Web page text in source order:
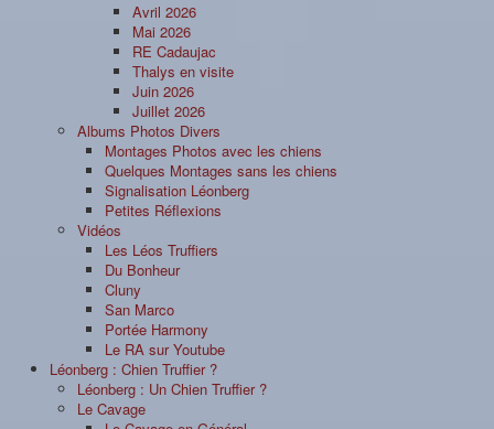
Avril 2026
Mai 2026
RE Cadaujac
Thalys en visite
Juin 2026
Juillet 2026
Albums Photos Divers
Montages Photos avec les chiens
Quelques Montages sans les chiens
Signalisation Léonberg
Petites Réflexions
Vidéos
Les Léos Truffiers
Du Bonheur
Cluny
San Marco
Portée Harmony
Le RA sur Youtube
Léonberg : Chien Truffier ?
Léonberg : Un Chien Truffier ?
Le Cavage